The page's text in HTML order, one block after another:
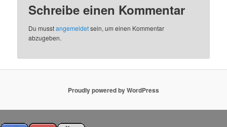
Schreibe einen Kommentar
Du musstangemeldetsein, um einen Kommentar
abzugeben.
Proudly powered by WordPress